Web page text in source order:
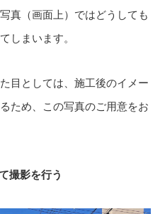
真（画面上）ではどうしても
しまいます。
目としては、施工後のイメー
ため、この写真のご用意をお
撮影を行う